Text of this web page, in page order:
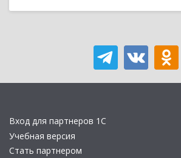
Вход для партнеров 1С
Учебная версия
Стать партнером